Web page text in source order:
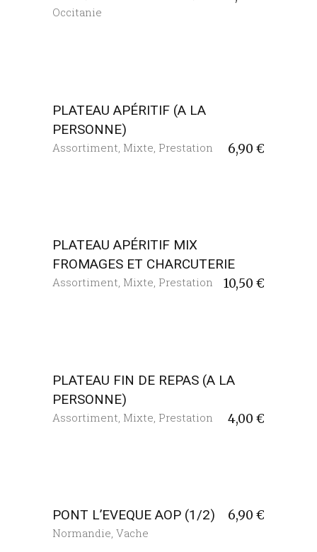
Occitanie
PLATEAU APÉRITIF (A LA
PERSONNE)
6,90 €
Assortiment Mixte Prestation
PLATEAU APÉRITIF MIX
FROMAGES ET CHARCUTERIE
10,50 €
Assortiment, Mixte, Prestation
PLATEAU FIN DE REPAS (A LA
PERSONNE)
4,00 €
Assortiment Mixte Prestation
PONT L’EVEQUE AOP (1/2) 6,90 €
Normandie, Vache